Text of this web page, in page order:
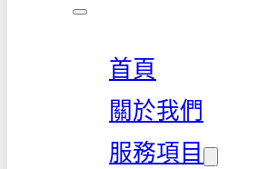
首頁
關於我們
服務項目